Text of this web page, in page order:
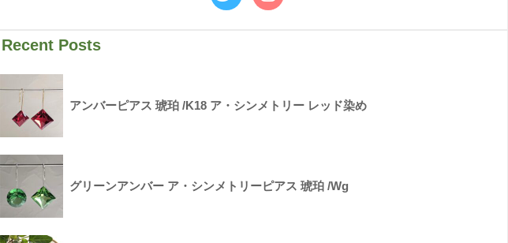
Recent Posts
アンバーピアス 琥珀 /K18 ア・シンメトリー レッド染め
グリーンアンバー ア・シンメトリーピアス 琥珀 /Wg